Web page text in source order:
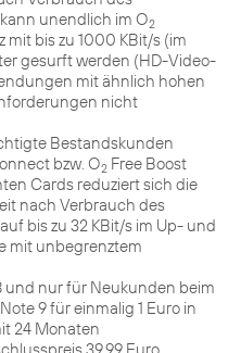
unendlich im O2
bis zu 1000 KBit/s (im
gesurft werden (HD-Video-
mit ähnlich hohen
nicht
Bestandskunden
bzw. O2 Free Boost
Cards reduziert sich die
nach Verbrauch des
bis zu 32 KBit/s im Up- und
mit unbegrenztem
und nur für Neukunden beim
9 für einmalig 1 Euro in
24 Monaten
39,99 Euro.